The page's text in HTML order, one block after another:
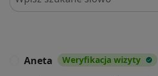
Aneta Weryfikacja wizyty